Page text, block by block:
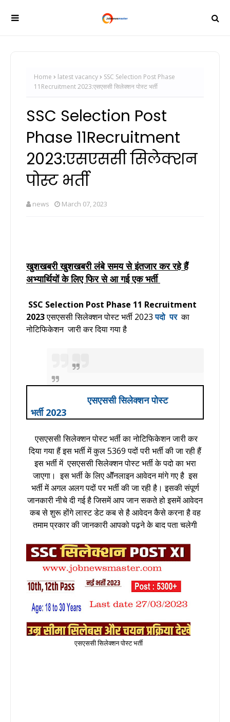
Home latest vacancy
SSC Selection Post Phase
11Recruitment 2023:एसएससी सिलेक्शन पोस्ट भर्ती
SSC Selection Post
Phase 11Recruitment
2023:एसएससी सिलेक्शन
पोस्ट भर्ती
news March 07, 2023
खुशखबरी खुशखबरी लंबे समय से इंतजार कर रहे हैं
अभ्यार्थियों के लिए फिर से आ गई एक भर्ती
SSC Selection Post Phase 11 Recruitment
2023एसएससी सिलेक्शन पोस्ट भर्ती 2023पदो पर का
नोटिफिकेशन जारी कर दिया गया है
एसएससी सिलेक्शन पोस्ट
भर्ती 2023
एसएससी सिलेक्शन पोस्ट भर्ती का नोटिफिकेशन जारी कर
दिया गया हैं इस भर्ती में कुल 5369 पदों परी भर्ती की जा रही हैं
इस भर्ती में एसएससी सिलेक्शन पोस्ट भर्तीके पदो का भरा
जाएगा। इस भर्ती के लिए ऑॅनलाइन आवेदन मांगे गए है इस
भर्ती में अगल अलग पदों पर भर्ती की जा रही है। इसकी संपूर्ण
जानकारी नीचे दी गई है जिसमें आप जान सकते हो इसमें आवेदन
कब से शुरू होंगे लास्ट डेट कब से है आवेदन कैसे करना है वह
तमाम प्रकार की जानकारी आपको पढ़ने के बाद पता चलेगी
एसएससी सिलेक्शन पोस्ट भर्ती